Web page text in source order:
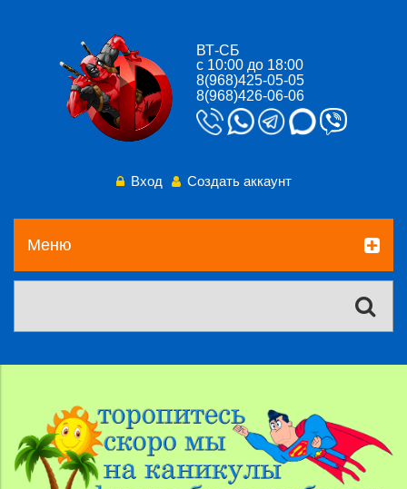
ВТ-СБ
с 10:00 до 18:00
8(968)425-05-05
8(968)426-06-06
Вход Создать аккаунт
Меню